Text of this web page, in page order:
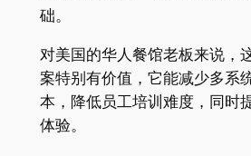
础。
对美国的华人餐馆老板来说，
案特别有价值，它能减少多系
本，降低员工培训难度，同时
体验。